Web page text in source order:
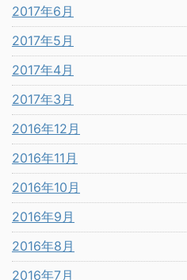
2017年6月
2017年5月
2017年4月
2017年3月
2016年12月
2016年11月
2016年10月
2016年9月
2016年8月
2016年7月